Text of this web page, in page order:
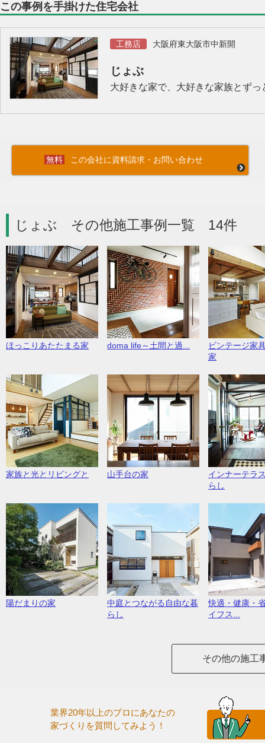
この事例を手掛けた住宅会社
工務店 大阪府東大阪市中新開
じょぶ
大好きな家で、大好きな家族とず
この会社に資料請求・お問い合わせ
じょぶ その他施工事例一覧 14件
ほっこりあたたまる家 doma life～土間と過...
ビンテージ家
家
家族と光とリビングと 山手台の家
インナーテラ
らし
陽だまりの家
中庭とつながる自由な暮
らし
快適・健康・
イフス...
その他の施工
業界20年以上のプロにあなたの
家づくりを質問してみよう！